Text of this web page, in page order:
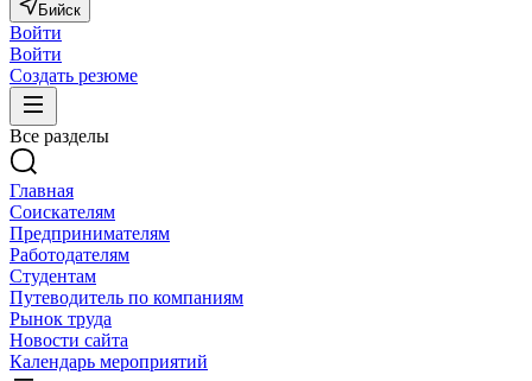
Бийск
Войти
Войти
Создать резюме
Все разделы
Главная
Соискателям
Предпринимателям
Работодателям
Студентам
Путеводитель по компаниям
Рынок труда
Новости сайта
Календарь мероприятий